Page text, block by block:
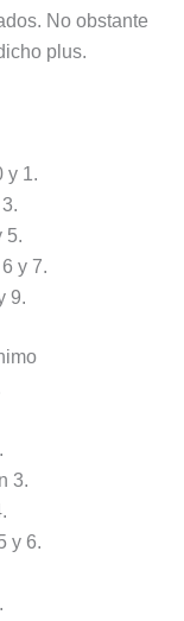
No obstante
plus.
y 1.
5.
y 7.
9.
3.
y 6.